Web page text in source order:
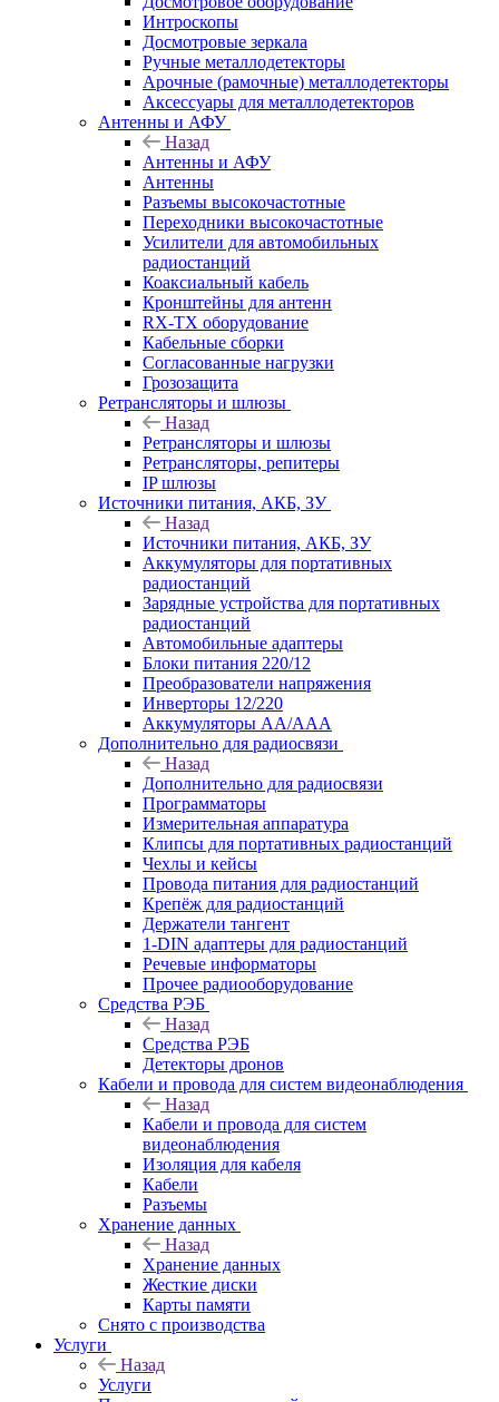
Интроскопы
Досмотровые зеркала
Ручные металлодетекторы
Арочные (рамочные) металлодетекторы
Аксессуары для металлодетекторов
Антенны и АФУ
Назад
Антенны и АФУ
Антенны
Разъемы высокочастотные
Переходники высокочастотные
Усилители для автомобильных
радиостанций
Коаксиальный кабель
Кронштейны для антенн
RX-TX оборудование
Кабельные сборки
Согласованные нагрузки
Грозозащита
Ретрансляторы и шлюзы
Назад
Ретрансляторы и шлюзы
Ретрансляторы, репитеры
IP шлюзы
Источники питания, АКБ, ЗУ
Назад
Источники питания, АКБ, ЗУ
Аккумуляторы для портативных
радиостанций
Зарядные устройства для портативных
радиостанций
Автомобильные адаптеры
Блоки питания 220/12
Преобразователи напряжения
Инверторы 12/220
Аккумуляторы АА/ААА
Дополнительно для радиосвязи
Назад
Дополнительно для радиосвязи
Программаторы
Измерительная аппаратура
Клипсы для портативных радиостанций
Чехлы и кейсы
Провода питания для радиостанций
Крепёж для радиостанций
Держатели тангент
1-DIN адаптеры для радиостанций
Речевые информаторы
Прочее радиооборудование
Средства РЭБ
Назад
Средства РЭБ
Детекторы дронов
Кабели и провода для систем видеонаблюдения
Назад
Кабели и провода для систем
видеонаблюдения
Изоляция для кабеля
Кабели
Разъемы
Хранение данных
Назад
Хранение данных
Жесткие диски
Карты памяти
Снято с производства
Услуги
Назад
Услуги